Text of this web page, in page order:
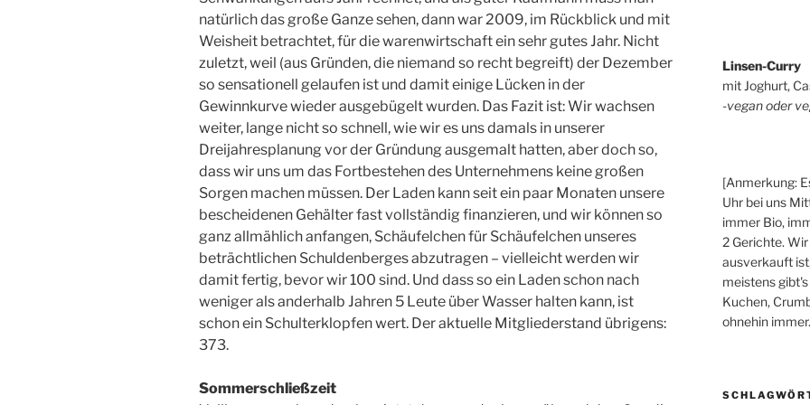
natürlich das große Ganze sehen, dann war 2009, im Rückblick und mit
Weisheit betrachtet, für die warenwirtschaft ein sehr gutes Jahr. Nicht
zuletzt, weil (aus Gründen, die niemand so recht begreift) der Dezember
so sensationell gelaufen ist und damit einige Lücken in der
Gewinnkurve wieder ausgebügelt wurden. Das Fazit ist: Wir wachsen
weiter, lange nicht so schnell, wie wir es uns damals in unserer
Dreijahresplanung vor der Gründung ausgemalt hatten, aber doch so,
dass wir uns um das Fortbestehen des Unternehmens keine großen
Sorgen machen müssen. Der Laden kann seit ein paar Monaten unsere
bescheidenen Gehälter fast vollständig finanzieren, und wir können so
ganz allmählich anfangen, Schäufelchen für Schäufelchen unseres
beträchtlichen Schuldenberges abzutragen – vielleicht werden wir
damit fertig, bevor wir 100 sind. Und dass so ein Laden schon nach
weniger als anderhalb Jahren 5 Leute über Wasser halten kann, ist
schon ein Schulterklopfen wert. Der aktuelle Mitgliederstand übrigens:
373.
Sommerschließzeit
Linsen-Curry
mit Joghurt,
-vegan oder
[Anmerkung:
Uhr bei uns
immer Bio,
2 Gerichte.
ausverkauft
meistens
Kuchen,
ohnehin